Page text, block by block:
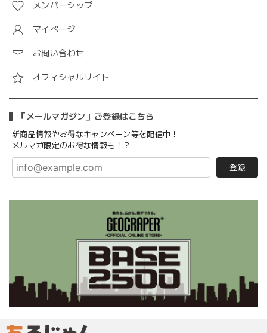
メンバーシップ
マイページ
お問い合わせ
オフィシャルサイト
「メールマガジン」ご登録はこちら
新商品情報やお得なキャンペーン等を配信中！
メルマガ限定のお得な情報も！？
登録